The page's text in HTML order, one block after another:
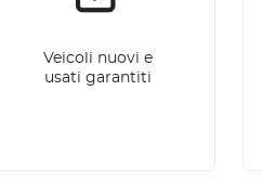
Veicoli nuovi e
usati garantiti